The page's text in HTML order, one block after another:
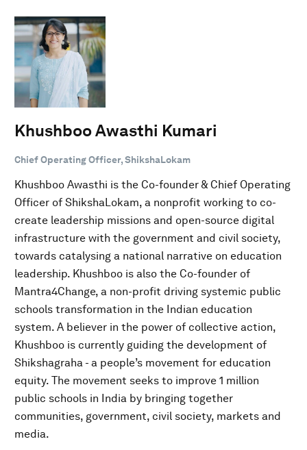
Khushboo Awasthi Kumari
Chief Operating Officer, ShikshaLokam
Khushboo Awasthi is the Co-founder & Chief Operating
Officer of ShikshaLokam, a nonprofit working to co-
create leadership missions and open-source digital
infrastructure with the government and civil society,
towards catalysing a national narrative on education
leadership. Khushboo is also the Co-founder of
Mantra4Change, a non-profit driving systemic public
schools transformation in the Indian education
system. A believer in the power of collective action,
Khushboo is currently guiding the development of
Shikshagraha - a people’s movement for education
equity. The movement seeks to improve 1 million
public schools in India by bringing together
communities, government, civil society, markets and
media.